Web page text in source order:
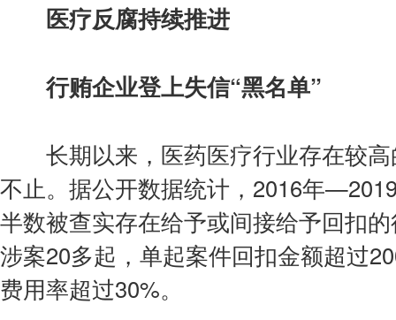
医疗反腐持续推进
行贿企业登上失信“黑名单”
长期以来，医药医疗行业存在较高
不止。据公开数据统计，2016年
半数被查实存在给予或间接给予回扣
涉案20多起，单起案件回扣金额超过
费用率超过30%。